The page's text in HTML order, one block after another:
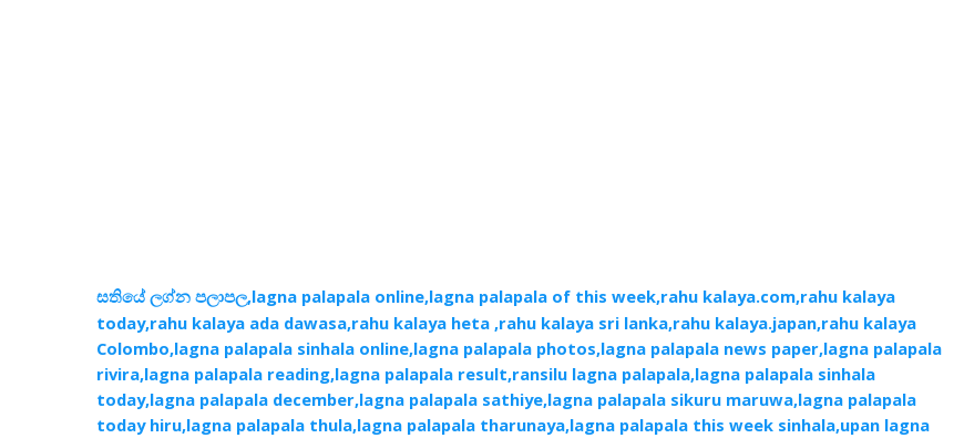
සතියේ ලග්න පලාපල,lagna palapala online,lagna palapala of this week,rahu kalaya.com,rahu kalaya
today,rahu kalaya ada dawasa,rahu kalaya heta ,rahu kalaya sri lanka,rahu kalaya.japan,rahu kalaya
Colombo,lagna palapala sinhala online,lagna palapala photos,lagna palapala news paper,lagna palapala
rivira,lagna palapala reading,lagna palapala result,ransilu lagna palapala,lagna palapala sinhala
today,lagna palapala december,lagna palapala sathiye,lagna palapala sikuru maruwa,lagna palapala
today hiru,lagna palapala thula,lagna palapala tharunaya,lagna palapala this week sinhala,upan lagna